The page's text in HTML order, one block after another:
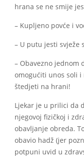
hrana se ne smije
– Kupljeno povće i
– U putu jesti svježe
– Obavezno jednom
omogućiti unos soli i
štedjeti na hrani!
Ljekar je u prilici da
njegovoj fizičkoj i
obavljanje obreda.
obavio hadž (jer
potpuni uvid u